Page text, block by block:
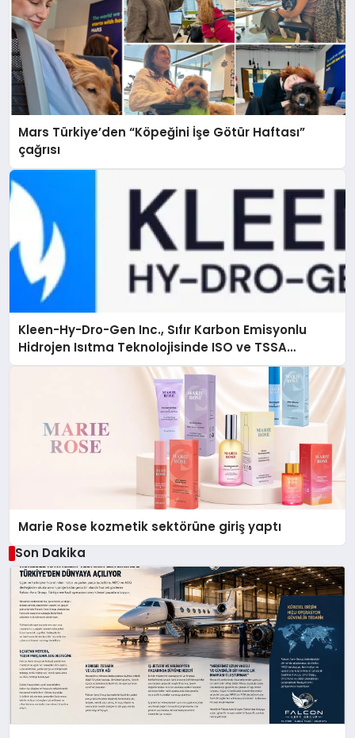
Mars Türkiye’den “Köpeğini İşe Götür Haftası”
çağrısı
Kleen-Hy-Dro-Gen Inc., Sıfır Karbon Emisyonlu
Hidrojen Isıtma Teknolojisinde ISO ve TSSA
Düzenleyici Onaylarını Aldı
Marie Rose kozmetik sektörüne giriş yaptı
Son Dakika